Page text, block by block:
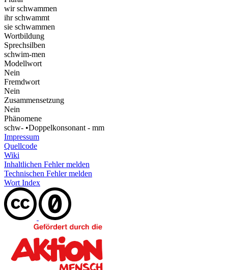
wir schwammen
ihr schwammt
sie schwammen
Wortbildung
Sprechsilben
schwim-men
Modellwort
Nein
Fremdwort
Nein
Zusammensetzung
Nein
Phänomene
schw- •Doppelkonsonant - mm
Impressum
Quellcode
Wiki
Inhaltlichen Fehler melden
Technischen Fehler melden
Wort Index